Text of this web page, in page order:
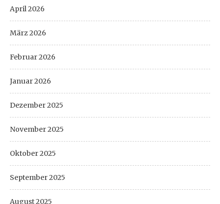
April 2026
März 2026
Februar 2026
Januar 2026
Dezember 2025
November 2025
Oktober 2025
September 2025
August 2025